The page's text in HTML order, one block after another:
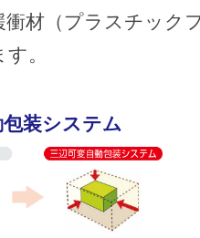
衝材（プラスチック
。
装システム